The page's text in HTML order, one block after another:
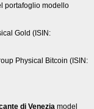
portafoglio modello
Gold (ISIN:
Physical Bitcoin (ISIN:
di Venezia model